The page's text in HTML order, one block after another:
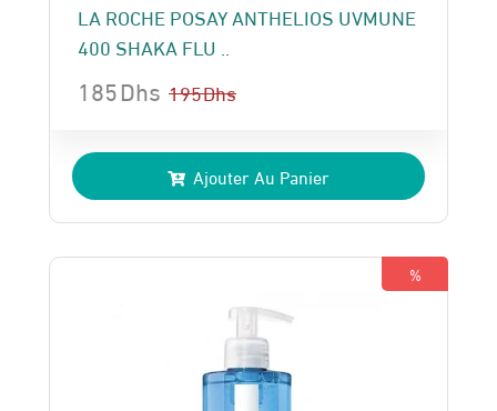
LA ROCHE POSAY ANTHELIOS UVMUNE
400 SHAKA FLU ..
195Dhs
prix
initial
était :
195 Dhs.
185Dhs
prix
actuel
est :
185 Dhs.
Ajouter Au Panier
%